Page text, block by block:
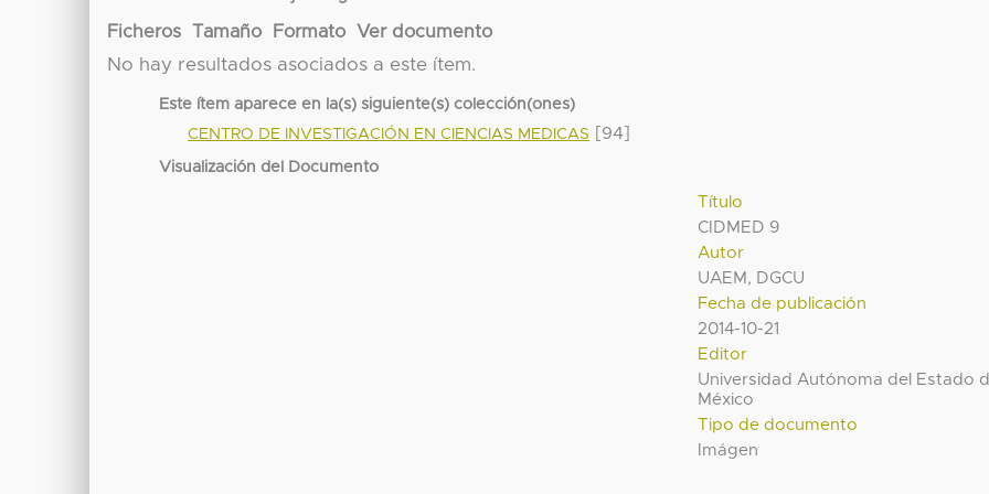
Ficheros Tamaño Formato
Ver documento
No hay resultados asociados a este ítem.
Este ítem aparece en la(s) siguiente(s) colección(ones)
CENTRO DE INVESTIGACIÓN EN CIENCIAS MEDICAS
[94]
Visualización del Documento
Título
CIDMED 9
Autor
UAEM, DGCU
Fecha de publicación
2014-10-21
Editor
Universidad Autónoma del Estado
México
Tipo de documento
Imágen